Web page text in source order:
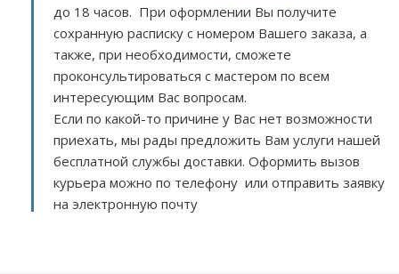
до 18 часов. При оформлении Вы получите
сохранную расписку с номером Вашего заказа, а
также, при необходимости, сможете
проконсультироваться с мастером по всем
интересующим Вас вопросам.
Если по какой-то причине у Вас нет возможности
приехать, мы рады предложить Вам услуги нашей
бесплатной службы доставки. Оформить вызов
курьера можно по телефону или отправить заявку
на электронную почту